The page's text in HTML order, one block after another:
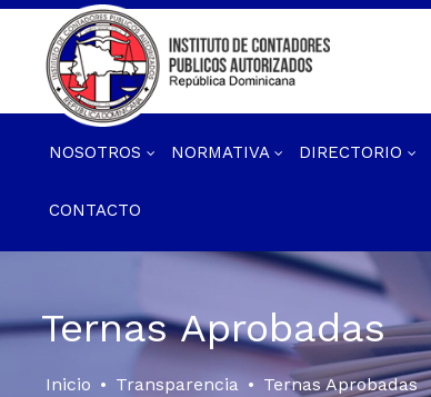
NOSOTROS NORMATIVA DIRECTORIO
CONTACTO
Ternas Aprobadas
Inicio • Transparencia • Ternas Aprobadas